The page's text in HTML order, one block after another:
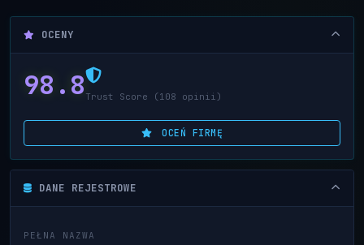
OCENY
98.8 Trust Score (108 opinii)
OCEŃ FIRMĘ
DANE REJESTROWE
PEŁNA NAZWA